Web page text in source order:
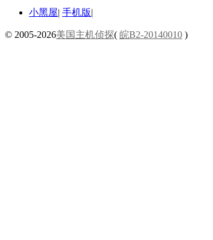
小黑屋| 手机版|
© 2005-2026美国主机侦探( 皖B2-20140010 )